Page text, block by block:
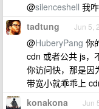
@silenceshell 我
tadtung Jun 5,
@HuberyPang 你
cdn 或者公共 js，
你访问快，那是因
带宽小就乖乖上
konakona Jun